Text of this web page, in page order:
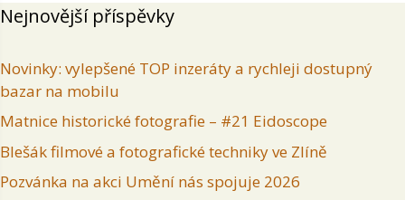
Nejnovější příspěvky
Novinky: vylepšené TOP inzeráty a rychleji dostupný
bazar na mobilu
Matnice historické fotografie – #21 Eidoscope
Blešák filmové a fotografické techniky ve Zlíně
Pozvánka na akci Umění nás spojuje 2026